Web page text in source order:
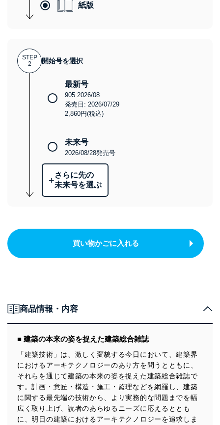
紙版
STEP
2
開始号を選択
最新号
905 2026/08
発売日: 2026/07/29
2,860円(税込)
未来号
2026/08/28発売号
+さらに先の
未来号を選ぶ
買い物かごに入れる
商品情報・内容
■ 建築の本来の姿を捉えた建築総合雑誌
「建築技術」は、激しく変貌する今日において、建築界
におけるアーキテクノロジーのあり方を問うとともに、
それらを通じて建築の本来の姿を捉えた建築総合雑誌で
す。計画・意匠・構造・施工・監理などを網羅し、建築
に関する最先端の技術から、より実務的な問題までを幅
広く取り上げ、読者のあらゆるニーズに応えるととも
に、明日の建築におけるアーキテクノロジーを追求しま